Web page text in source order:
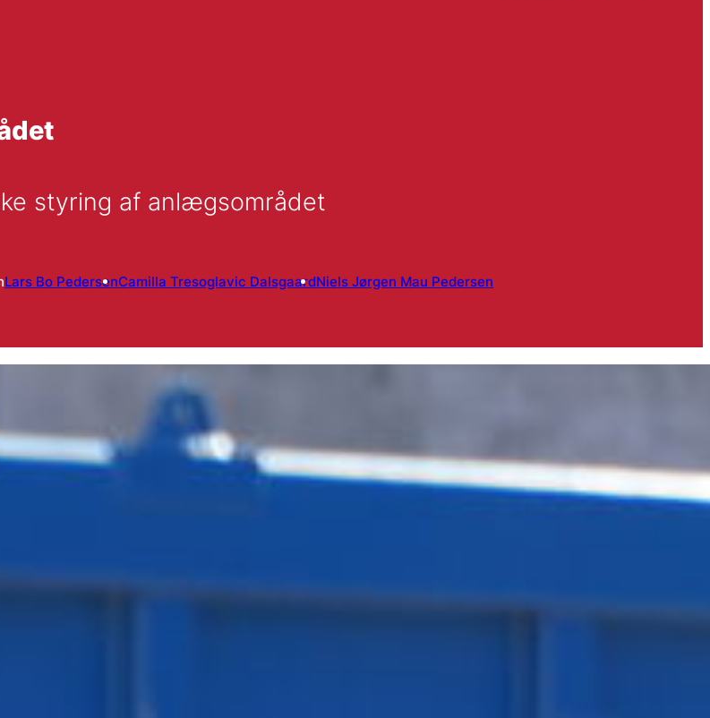
styring af anlægsområdet
Lars Bo PedersenCamilla Tresoglavic DalsgaardNiels Jørgen Mau Pedersen